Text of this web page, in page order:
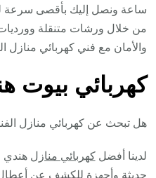
ساعة ونصل إليك بأقصى سرعة
من خلال ورشات متنقلة وورديات
والأمان مع فني كهربائي منازل
كهربائي بيوت
هل تبحث عن كهربائي منازل
لدينا أفضلكهربائي منازل هندي
حديثة وأجهزة للكشف عن أعطال